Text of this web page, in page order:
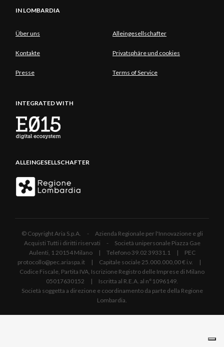
IN LOMBARDIA
Über uns Alleingesellschafter
Kontakte Privatsphäre und cookies
Presse Terms of Service
INTEGRATED WITH
ALLEINGESELLSCHAFTER
© Copyright Aria S.p.A. - Azienda Regionale per l'Innovazione e gli
Acquisti Tutti i diritti riservati - Società unipersonale Piazza Gae
Aulenti, 1 20154 Milano | Telefono 39.02 39331.1 | PEC
protocollo@pec.ariaspa.it | Capitale sociale 25.000.000,00 € i.v. |
Codice Fiscale, Partita IVA, Iscrizione Registro delle Imprese di Milano
05017630152 | Iscritta al R.E.A. al n°1096149.
Società soggetta a direzione e coordinamento da parte della Regione
Lombardia.